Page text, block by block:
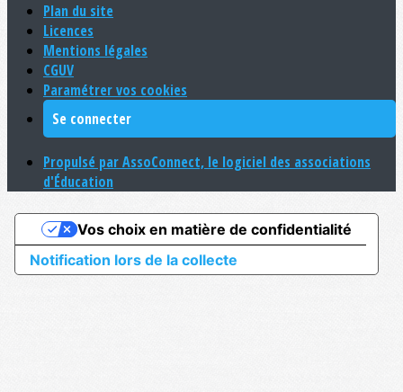
Plan du site
Licences
Mentions légales
CGUV
Paramétrer vos cookies
Se connecter
Propulsé par AssoConnect, le logiciel des associations
d'Éducation
Notification lors de la collecte
Vos choix en matière de confidentialité